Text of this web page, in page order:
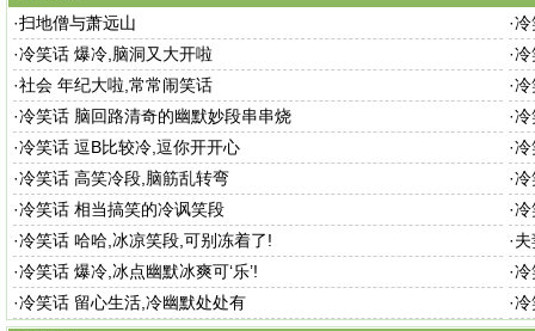
·扫地僧与萧远山 ·冷
·冷笑话 爆冷,脑洞又大开啦 ·冷
·社会 年纪大啦,常常闹笑话 ·冷
·冷笑话 脑回路清奇的幽默妙段串串烧 ·冷
·冷笑话 逗B比较冷,逗你开开心 ·冷
·冷笑话 高笑冷段,脑筋乱转弯 ·冷
·冷笑话 相当搞笑的冷讽笑段 ·冷
·冷笑话 哈哈,冰凉笑段,可别冻着了! ·
·冷笑话 爆冷,冰点幽默冰爽可‘乐’! ·冷
·冷笑话 留心生活,冷幽默处处有 ·冷